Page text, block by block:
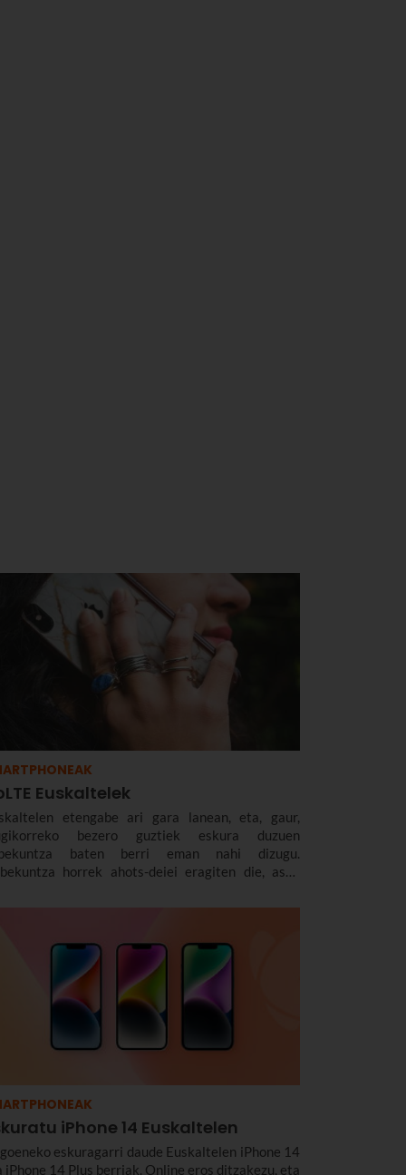
Euskaltelek
etengabe ari gara lanean, eta, gaur,
bezero guztiek eskura duzuen
baten berri eman nahi dizugu.
horrek ahots-deiei eragiten die, asko
izango dute.nnEta hori guztia VoLTEri
orain, milaka dei arazorik gabe egin ondoren,
nahi dizugu zer den eta zergatik den
zuretzat.
iPhone 14 Euskaltelen
eskuragarri daude Euskaltelen iPhone 14
iPhone 14 Plus berriak. Online eros ditzakezu, eta